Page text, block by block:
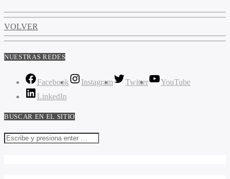
VOLVER
NUESTRAS REDES
Facebook Instagram Twitter
YouTube
LinkedIn
BUSCAR EN EL SITIO